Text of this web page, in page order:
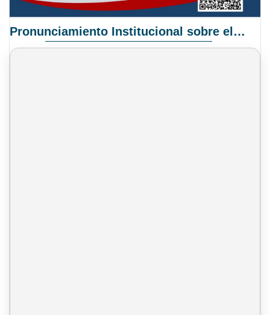
Pronunciamiento Institucional sobre el Proyecto de Ley N° 068/2025-2026 C.S.